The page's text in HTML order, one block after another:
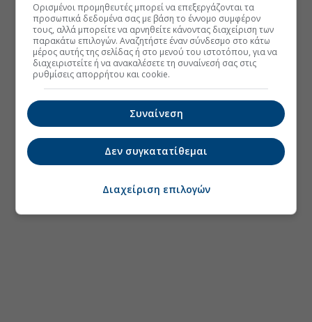
Ορισμένοι προμηθευτές μπορεί να επεξεργάζονται τα
προσωπικά δεδομένα σας με βάση το έννομο συμφέρον
τους, αλλά μπορείτε να αρνηθείτε κάνοντας διαχείριση των
παρακάτω επιλογών. Αναζητήστε έναν σύνδεσμο στο κάτω
μέρος αυτής της σελίδας ή στο μενού του ιστοτόπου, για να
διαχειριστείτε ή να ανακαλέσετε τη συναίνεσή σας στις
ρυθμίσεις απορρήτου και cookie.
Συναίνεση
Δεν συγκατατίθεμαι
Διαχείριση επιλογών